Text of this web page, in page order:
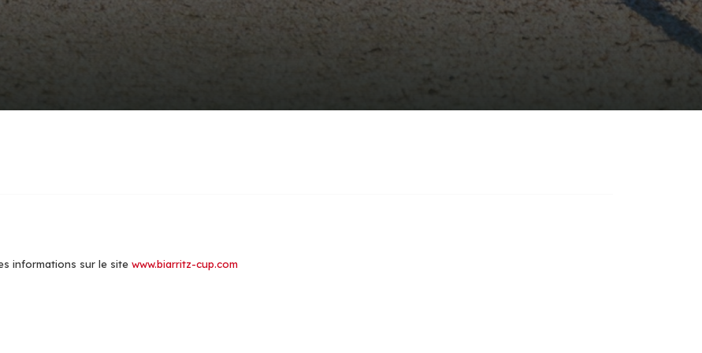
informations sur le site www.biarritz-cup.com